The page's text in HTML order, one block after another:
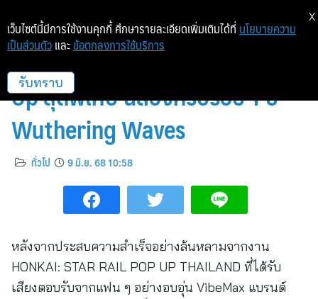
VibeMax โดย Trendlink จัด Pop-
Up สุดพิเศษ ฉลองครบรอบ 1 ปี
Wuthering Waves
ทั่วไป 9 มิ.ย. 68 10:58
หลังจากประสบความสำเร็จอย่างล้นหลามจากงาน
HONKAI: STAR RAIL POP UP THAILAND ที่ได้รับ
เสียงตอบรับจากแฟน ๆ อย่างอบอุ่น VibeMax แบรนด์
เว็บไซต์นี้มีการใช้งานคุกกี้ ศึกษารายละเอียดเพิ่มเติมได้ที่ นโยบายความ
เป็นส่วนตัว และ ข้อตกลงการใช้บริการ
รับทราบ
X